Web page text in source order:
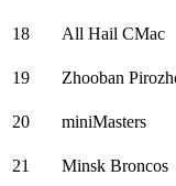
18
All Hail CMac
19
Zhooban
20
miniMasters
21
Minsk Broncos